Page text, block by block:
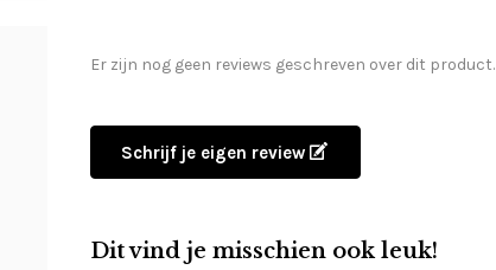
Er zijn nog geen reviews geschreven over dit product.
Schrijf je eigen review
Dit vind je misschien ook leuk!